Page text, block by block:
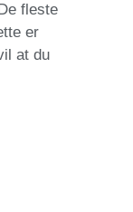
fleste
er
at du